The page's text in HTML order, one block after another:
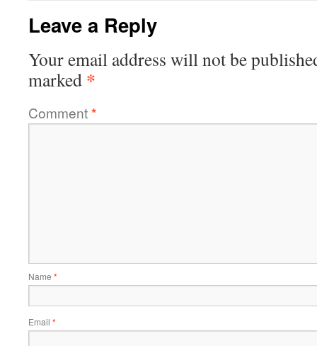
Leave a Reply
Your email address will not be
marked *
Comment*
Name *
Email *